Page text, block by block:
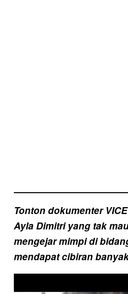
Tonton dokumenter
Ayla Dimitri yang tak
mengejar mimpi di
mendapat cibiran
a